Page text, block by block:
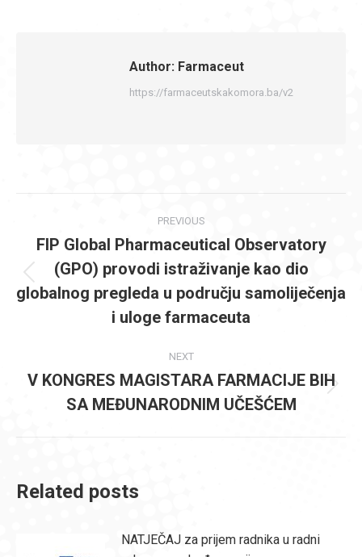
Author: Farmaceut
https://farmaceutskakomora.ba/v2
navigation
PREVIOUS
post:
FIP Global Pharmaceutical Observatory
(GPO) provodi istraživanje kao dio
globalnog pregleda u području samoliječenja
i uloge farmaceuta
NEXT
post:
V KONGRES MAGISTARA FARMACIJE BIH
SA MEĐUNARODNIM UČEŠĆEM
Related posts
NATJEČAJ za prijem radnika u radni